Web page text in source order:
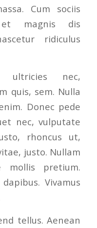
Cum sociis
et magnis dis
ridiculus
ultricies nec,
quis, sem. Nulla
Donec pede
nec, vulputate
rhoncus ut,
justo. Nullam
mollis pretium.
Vivamus
tellus. Aenean